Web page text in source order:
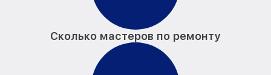
Сколько мастеров по ремонту